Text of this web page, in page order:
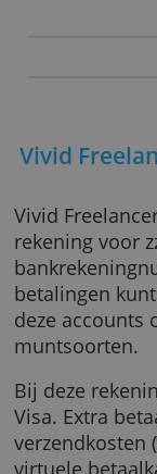
Vivid
Vivid
rekening voor
betalingen
deze
muntsoorten.